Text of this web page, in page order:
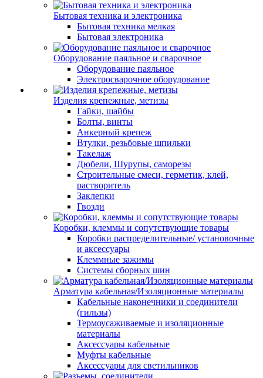
Бытовая техника и электроника
Бытовая техника мелкая
Бытовая электроника
Оборудование паяльное и сварочное
Оборудование паяльное
Электросварочное оборудование
Изделия крепежные, метизы
Гайки, шайбы
Болты, винты
Анкерный крепеж
Втулки, резьбовые шпильки
Такелаж
Дюбели, Шурупы, саморезы
Строительные смеси, герметик, клей,
растворитель
Заклепки
Гвозди
Коробки, клеммы и сопутствующие товары
Коробки распределительные/ установочные
и аксессуары
Клеммные зажимы
Системы сборных шин
Арматура кабельная/Изоляционные материалы
Кабельные наконечники и соединители
(гильзы)
Термоусаживаемые и изоляционные
материалы
Аксессуары кабельные
Муфты кабельные
Аксессуары для светильников